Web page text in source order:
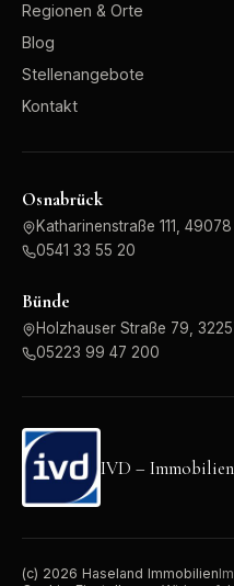
Regionen & Orte
Blog
Stellenangebote
Kontakt
Osnabrück
Katharinenstraße 111,
0541 33 55 20
Bünde
Holzhauser Straße 79,
05223 99 47 200
IVD –
(c) 2026 Haseland Immobilien